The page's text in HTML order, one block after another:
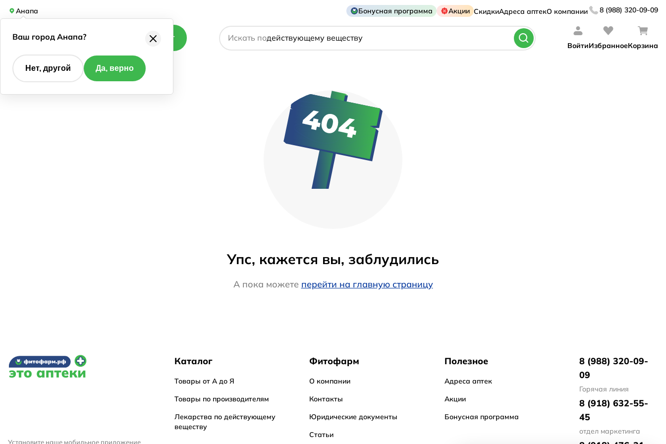
Анапа Бонусная программа Акции СкидкиАдреса аптекО компании 8 (988) 320-09-09
Каталог Искать по
названию препарата
действующему веществу
ВойтиИзбранноеКорзина
Упс, кажется вы, заблудились
А пока можете перейти на главную страницу
Установите наше мобильное приложение
Каталог
Товары от А до Я
Товары по производителям
Лекарства по действующему
веществу
Фитофарм
О компании
Контакты
Юридические документы
Статьи
Полезное
Адреса аптек
Акции
Бонусная программа
8 (988) 320-09-
09
Горячая линия
8 (918) 632-55-
45
отдел маркетинга
Ваш город Анапа?
Нет, другой Да, верно